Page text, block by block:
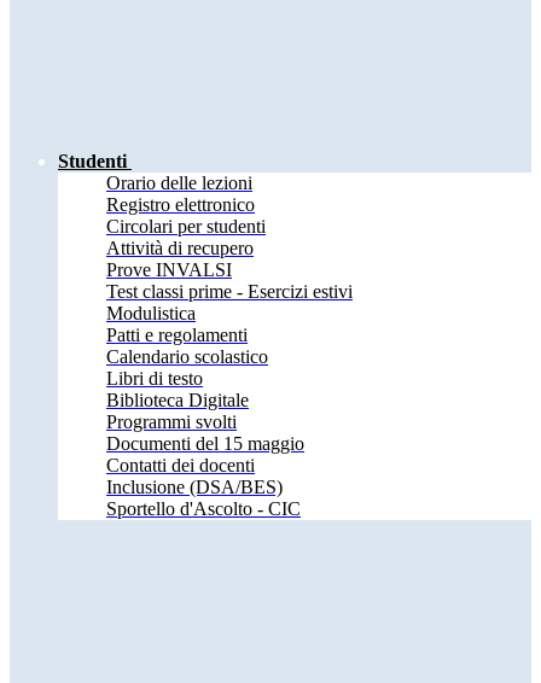
Studenti
Orario delle lezioni
Registro elettronico
Circolari per studenti
Attività di recupero
Prove INVALSI
Test classi prime - Esercizi estivi
Modulistica
Patti e regolamenti
Calendario scolastico
Libri di testo
Biblioteca Digitale
Programmi svolti
Documenti del 15 maggio
Contatti dei docenti
Inclusione (DSA/BES)
Sportello d'Ascolto - CIC